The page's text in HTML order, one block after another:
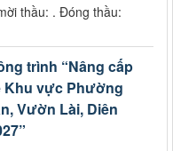
thầu: . Đóng thầu:
trình “Nâng cấp
Khu vực Phường
Vườn Lài, Diên